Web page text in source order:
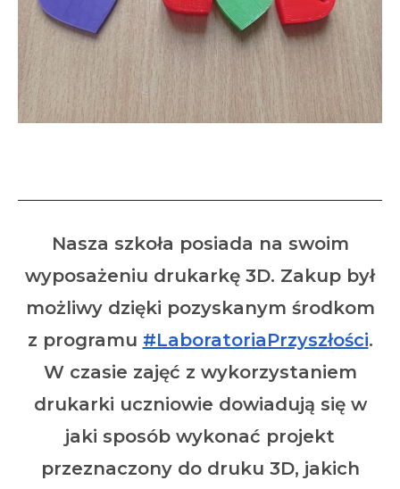
Nasza szkoła posiada na swoim
wyposażeniu drukarkę 3D. Zakup był
możliwy dzięki pozyskanym środkom
z programu #LaboratoriaPrzyszłości.
W czasie zajęć z wykorzystaniem
drukarki uczniowie dowiadują się w
jaki sposób wykonać projekt
przeznaczony do druku 3D, jakich